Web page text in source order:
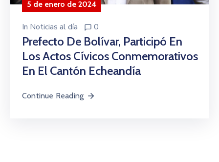
5 de enero de 2024
In Noticias al día 0
Prefecto De Bolívar, Participó En
Los Actos Cívicos Conmemorativos
En El Cantón Echeandía
Continue Reading